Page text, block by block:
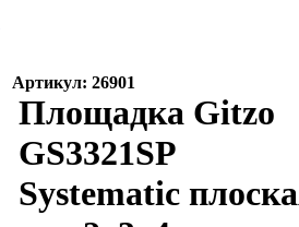
Артикул: 26901
Площадка Gitzo
GS3321SP
Systematic